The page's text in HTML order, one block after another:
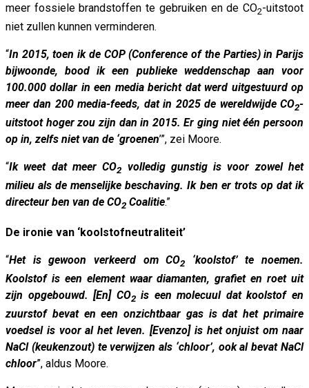
meer fossiele brandstoffen te gebruiken en de CO2-uitstoot
niet zullen kunnen verminderen.
“In 2015, toen ik de COP (Conference of the Parties) in Parijs
bijwoonde, bood ik een publieke weddenschap aan voor
100.000 dollar in een media bericht dat werd uitgestuurd op
meer dan 200 media-feeds, dat in 2025 de wereldwijde CO2-
uitstoot hoger zou zijn dan in 2015. Er ging niet één persoon
op in, zelfs niet van de ‘groenen’”, zei Moore.
“Ik weet dat meer CO2 volledig gunstig is voor zowel het
milieu als de menselijke beschaving. Ik ben er trots op dat ik
directeur ben van de CO2 Coalitie.”
De ironie van ‘koolstofneutraliteit’
“Het is gewoon verkeerd om CO2
‘koolstof’ te noemen.
Koolstof is een element waar diamanten, grafiet en roet uit
zijn opgebouwd. [En] CO2is een molecuul dat koolstof en
zuurstof bevat en een onzichtbaar gas is dat het primaire
voedsel is voor al het leven. [Evenzo] is het onjuist om naar
NaCl (keukenzout) te verwijzen als ‘chloor’, ook al bevat NaCl
chloor”, aldus Moore.